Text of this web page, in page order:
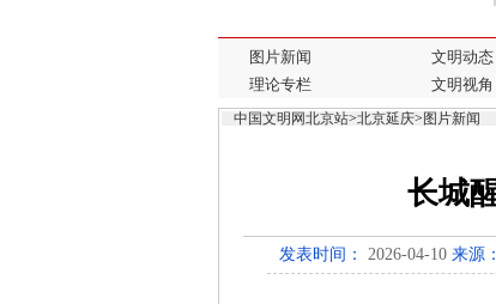
图片新闻
文明动态
理论专栏
文明视角
中国文明网北京站>北京延庆> 图片新闻
长城
发表时间： 2026-04-10 来源：